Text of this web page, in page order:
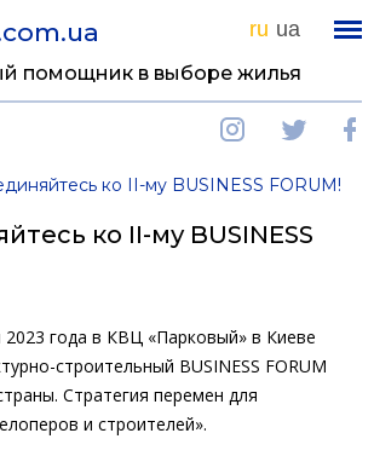
ru ua
помощник в выборе жилья
ко ІІ-му BUSINESS FORUM!
ко ІІ-му BUSINESS
года в КВЦ «Парковый» в Киеве
строительный BUSINESS FORUM
Стратегия перемен для
и строителей».